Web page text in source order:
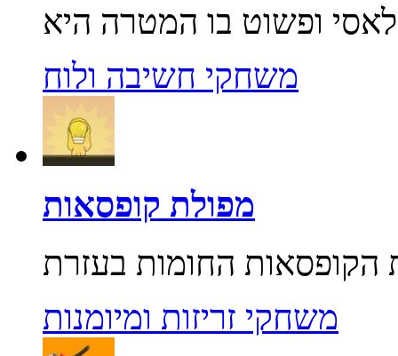
משחקי חשיבה ולוח
מפולת קופסאות
משחקי זריזות ומיומנות